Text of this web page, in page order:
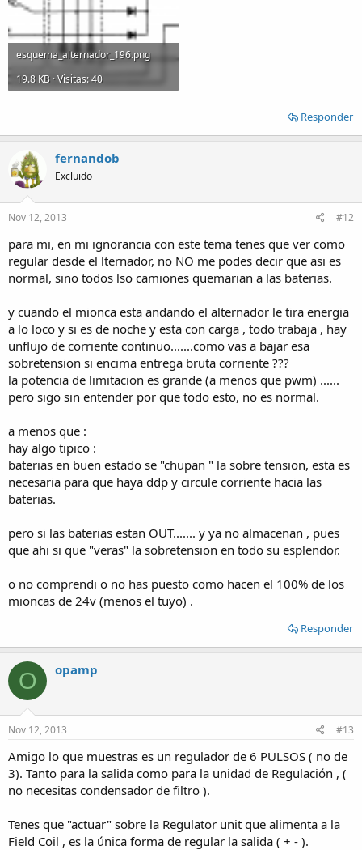
esquema_alternador_196.png
19.8 KB · Visitas: 40
Responder
fernandob
Excluido
Nov 12, 2013 #12
para mi, en mi ignorancia con este tema tenes que ver como
regular desde el lternador, no NO me podes decir que asi es
normal, sino todos lso camiones quemarian a las baterias.
y cuando el mionca esta andando el alternador le tira energia
a lo loco y si es de noche y esta con carga , todo trabaja , hay
unflujo de corriente continuo.......como vas a bajar esa
sobretension si encima entrega bruta corriente ???
la potencia de limitacion es grande (a menos que pwm) ......
pero sigo sin entender por que todo esto, no es normal.
a menos que :
hay algo tipico :
baterias en buen estado se "chupan " la sobre tension, esta es
necesaria para que haya ddp y circule corriente hacia las
baterias.
pero si las baterias estan OUT....... y ya no almacenan , pues
que ahi si que "veras" la sobretension en todo su esplendor.
o no comprendi o no has puesto como hacen el 100% de los
mioncas de 24v (menos el tuyo) .
Responder
O opamp
Nov 12, 2013 #13
Amigo lo que muestras es un regulador de 6 PULSOS ( no de
3). Tanto para la salida como para la unidad de Regulación , (
no necesitas condensador de filtro ).
Tenes que "actuar" sobre la Regulator unit que alimenta a la
Field Coil , es la única forma de regular la salida ( + - ).